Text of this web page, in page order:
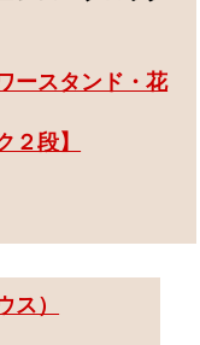
ースタンド・花
２段】
ス）